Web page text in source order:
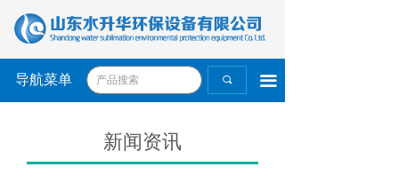
끠 끀
导航菜单
新闻资讯